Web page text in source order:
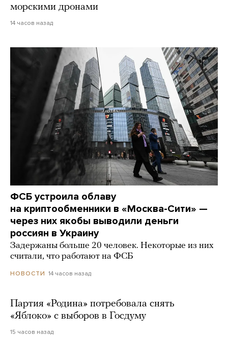
морскими дронами
14 часов назад
ФСБ устроила облаву
на криптообменники в «Москва-Сити» —
через них якобы выводили деньги
россиян в Украину
Задержаны больше 20 человек. Некоторые из них
считали, что работают на ФСБ
НОВОСТИ 14 часов назад
Партия «Родина» потребовала снять
«Яблоко» с выборов в Госдуму
15 часов назад